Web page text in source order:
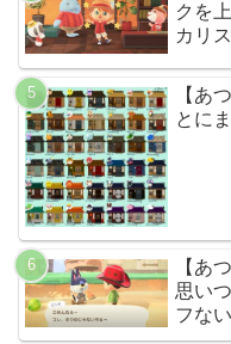
クを
カリ
【あ
とに
【あ
思い
フな